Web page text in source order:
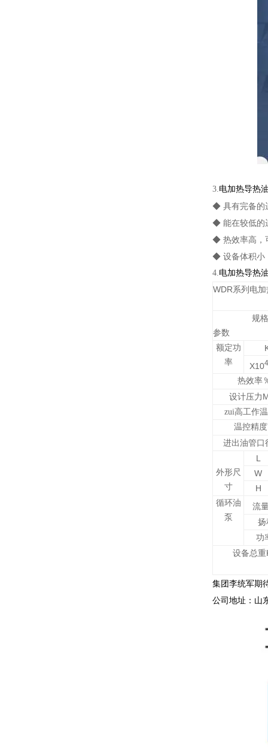
3.电加热导热
◆ 具有完备的
◆ 能在较低的
◆ 热效率高，
◆ 设备体积小
4.电加热导热
WDR系列电
规格
参数
额定功
率
X104
热效率
设计压力
zui高工作
温控精
进出油管口
外形尺
寸
L
W
H
循环油
泵
流
扬
功
设备总重
集团李统军期
公司地址：山